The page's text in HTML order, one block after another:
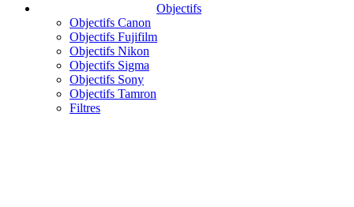
Objectifs
Objectifs Canon
Objectifs Fujifilm
Objectifs Nikon
Objectifs Sigma
Objectifs Sony
Objectifs Tamron
Filtres